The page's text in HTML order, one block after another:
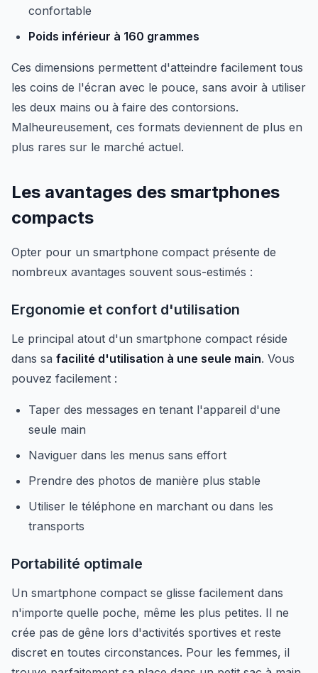
confortable
Poids inférieur à 160 grammes
Ces dimensions permettent d'atteindre facilement tous
les coins de l'écran avec le pouce, sans avoir à utiliser
les deux mains ou à faire des contorsions.
Malheureusement, ces formats deviennent de plus en
plus rares sur le marché actuel.
Les avantages des smartphones
compacts
Opter pour un smartphone compact présente de
nombreux avantages souvent sous-estimés :
Ergonomie et confort d'utilisation
Le principal atout d'un smartphone compact réside
dans sa facilité d'utilisation à une seule main. Vous
pouvez facilement :
Taper des messages en tenant l'appareil d'une
seule main
Naviguer dans les menus sans effort
Prendre des photos de manière plus stable
Utiliser le téléphone en marchant ou dans les
transports
Portabilité optimale
Un smartphone compact se glisse facilement dans
n'importe quelle poche, même les plus petites. Il ne
crée pas de gêne lors d'activités sportives et reste
discret en toutes circonstances. Pour les femmes, il